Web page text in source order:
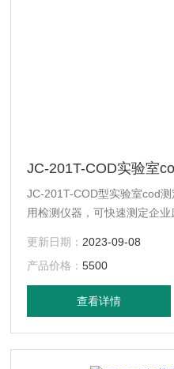
JC-201T-COD实验室
JC-201T-COD型实验室cod
用检测仪器，可快速测定企业
通道，使光源更加稳定，消除
款仪器可扩展性强，为后期企
更新日期： 2023-09-08
产品价格：5500
查看详情